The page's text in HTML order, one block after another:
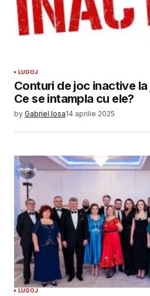
LUGOJ
Conturi de joc inactive
Ce se intampla cu ele?
by Gabriel Iosa14 aprilie 2025
LUGOJ